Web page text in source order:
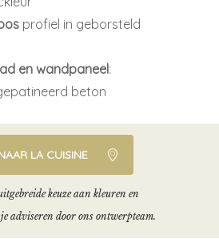
profiel in geborsteld
en wandpaneel:
beton
LA CUISINE
keuze aan kleuren en
adviseren door ons ontwerpteam.